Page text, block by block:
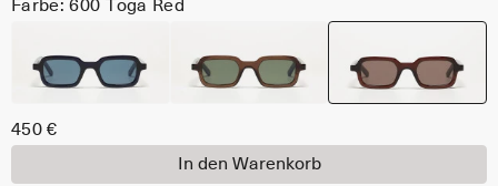
Farbe: 600 Toga Red
450 €
In den Warenkorb